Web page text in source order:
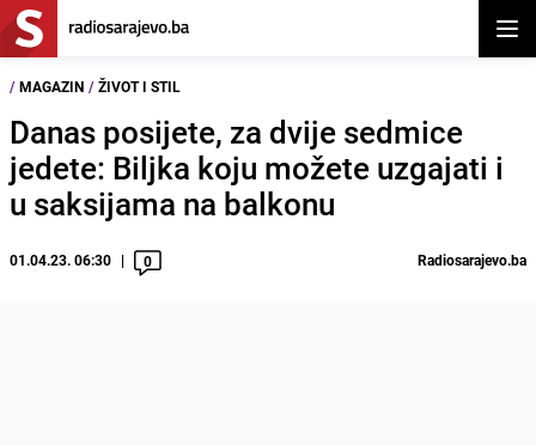
/ MAGAZIN / ŽIVOT I STIL
Danas posijete, za dvije sedmice
jedete: Biljka koju možete uzgajati i
u saksijama na balkonu
01.04.23. 06:30 0 Radiosarajevo.ba